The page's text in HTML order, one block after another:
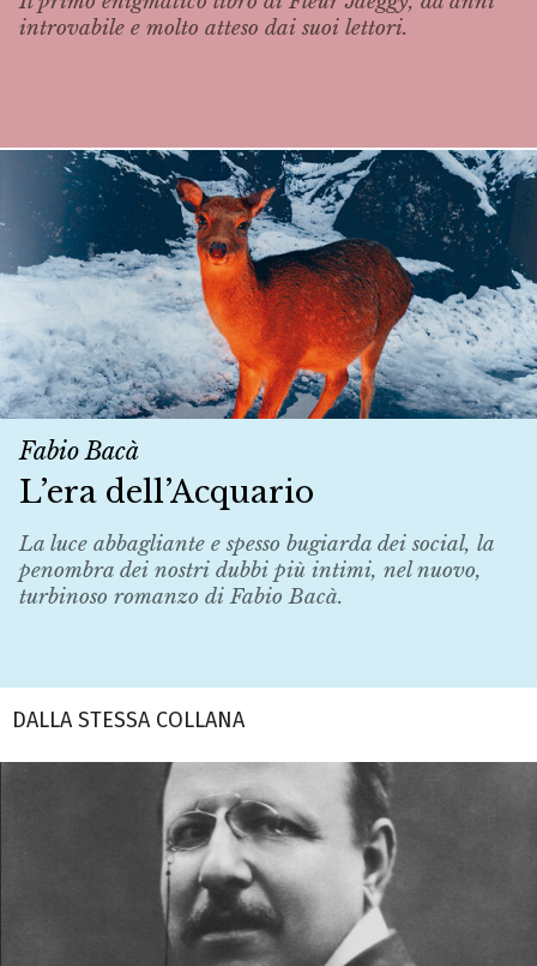
introvabile e molto atteso dai suoi lettori.
Fabio Bacà
L’era dell’Acquario
La luce abbagliante e spesso bugiarda dei social, la
penombra dei nostri dubbi più intimi, nel nuovo,
turbinoso romanzo di Fabio Bacà.
DALLA STESSA COLLANA